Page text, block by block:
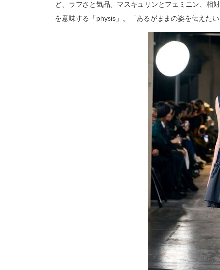
ど、ラフさと気品、マスキュリンとフェミニン、相
を意味する「physis」。「あるがままの姿を伝えた